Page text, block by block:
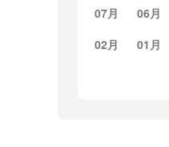
07月 06月
02月
01月